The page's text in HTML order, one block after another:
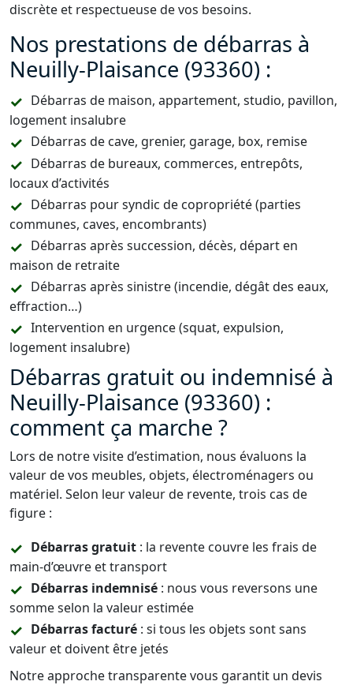
discrète et respectueuse de vos besoins.
Nos prestations de débarras à
Neuilly-Plaisance (93360) :
Débarras de maison, appartement, studio, pavillon,
logement insalubre
Débarras de cave, grenier, garage, box, remise
Débarras de bureaux, commerces, entrepôts,
locaux d’activités
Débarras pour syndic de copropriété (parties
communes, caves, encombrants)
Débarras après succession, décès, départ en
maison de retraite
Débarras après sinistre (incendie, dégât des eaux,
effraction…)
Intervention en urgence (squat, expulsion,
logement insalubre)
Débarras gratuit ou indemnisé à
Neuilly-Plaisance (93360) :
comment ça marche ?
Lors de notre visite d’estimation, nous évaluons la
valeur de vos meubles, objets, électroménagers ou
matériel. Selon leur valeur de revente, trois cas de
figure :
Débarras gratuit : la revente couvre les frais de
main-d’œuvre et transport
Débarras indemnisé : nous vous reversons une
somme selon la valeur estimée
Débarras facturé : si tous les objets sont sans
valeur et doivent être jetés
Notre approche transparente vous garantit un devis